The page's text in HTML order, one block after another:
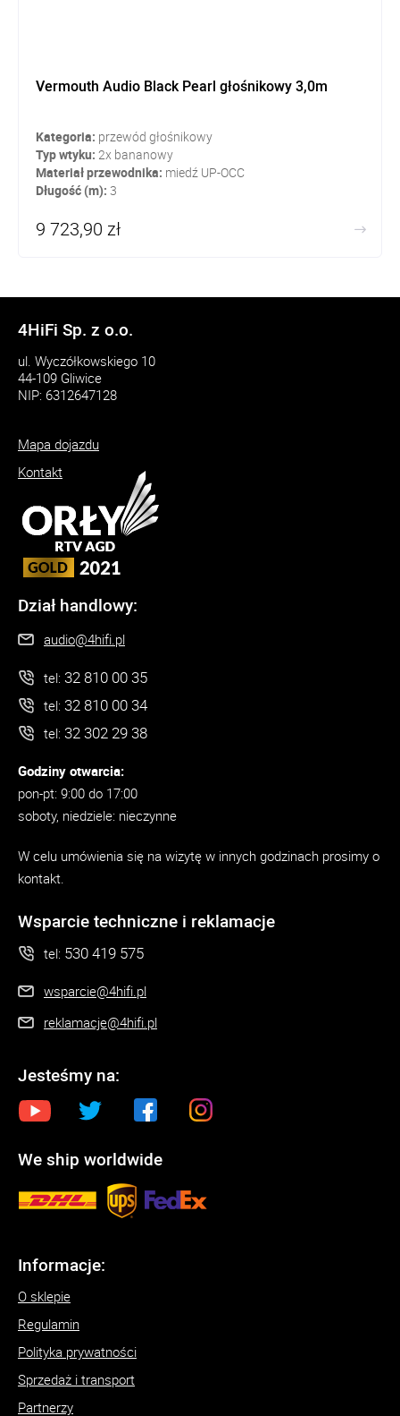
Vermouth Audio Black Pearl głośnikowy 3,0m
Kategoria: przewód głośnikowy
Typ wtyku: 2x bananowy
Materiał przewodnika: miedź UP-OCC
Długość (m): 3
9 723,90 zł
4HiFi Sp. z o.o.
ul. Wyczółkowskiego 10
44-109 Gliwice
NIP: 6312647128
Mapa dojazdu
Kontakt
Dział handlowy:
audio@4hifi.pl
tel: 32 810 00 35
tel: 32 810 00 34
tel: 32 302 29 38
Godziny otwarcia:
pon-pt: 9:00 do 17:00
soboty, niedziele: nieczynne
W celu umówienia się na wizytę w innych godzinach prosimy o
kontakt.
Wsparcie techniczne i reklamacje
tel: 530 419 575
wsparcie@4hifi.pl
reklamacje@4hifi.pl
Jesteśmy na:
We ship worldwide
Informacje:
O sklepie
Regulamin
Polityka prywatności
Sprzedaż i transport
Partnerzy